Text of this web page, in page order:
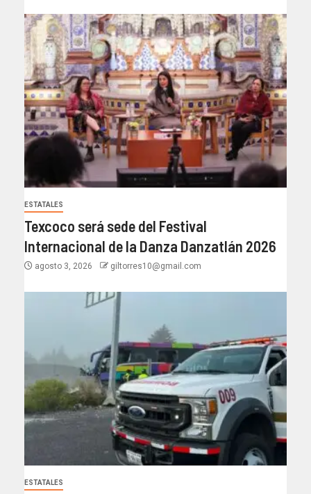
ESTATALES
Texcoco será sede del Festival
Internacional de la Danza Danzatlán 2026
agosto 3, 2026 giltorres10@gmail.com
ESTATALES